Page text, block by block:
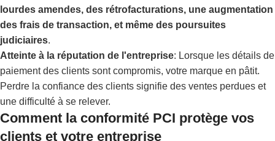
lourdes amendes, des rétrofacturations, une augmentation
des frais de transaction, et même des poursuites
judiciaires.
Atteinte à la réputation de l'entreprise: Lorsque les détails de
paiement des clients sont compromis, votre marque en pâtit.
Perdre la confiance des clients signifie des ventes perdues et
une difficulté à se relever.
Comment la conformité PCI protège vos
clients et votre entreprise